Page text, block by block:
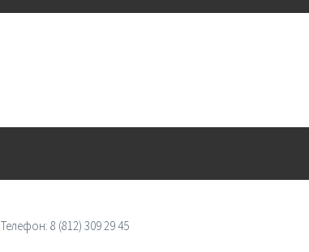
Телефон: 8 (812) 309 29 45